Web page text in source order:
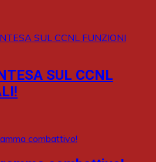
SUL CCNL